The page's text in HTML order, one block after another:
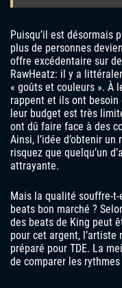
Puisqu’il est désormais
plus de personnes
offre excédentaire sur
RawHeatz: il y a
« goûts et couleurs ». À
rappent et ils ont
leur budget est très
ont dû faire face à des
Ainsi, l’idée d’obtenir
risquez que quelqu’un
attrayante.
Mais la qualité souffre-
beats bon marché ?
des beats de King peut
pour cet argent, l’artiste
préparé pour TDE. La
de comparer les